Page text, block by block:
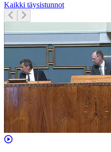
Kaikki täysistunnot